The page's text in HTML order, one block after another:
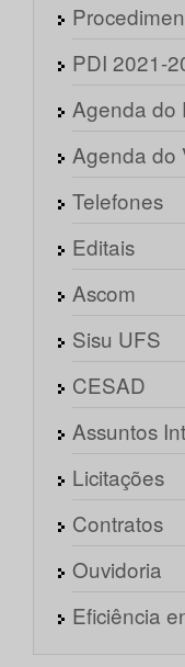
PDI 2021-
Agenda do
Agenda do
Telefones
Editais
Ascom
Sisu UFS
CESAD
Assuntos
Licitações
Contratos
Ouvidoria
Eficiência